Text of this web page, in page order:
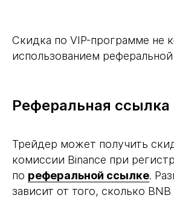
Скидка по VIP-программе не
использованием
Реферальная ссылка
Трейдер может получить
комиссии Binance при
по реферальной ссылке.
зависит от того, сколько BNB